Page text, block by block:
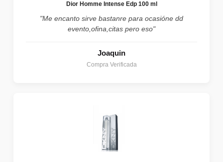
Dior Homme Intense Edp 100 ml
"Me encanto sirve bastanre para ocasióne dd
evento,ofina,citas pero eso"
Joaquin
Compra Verificada